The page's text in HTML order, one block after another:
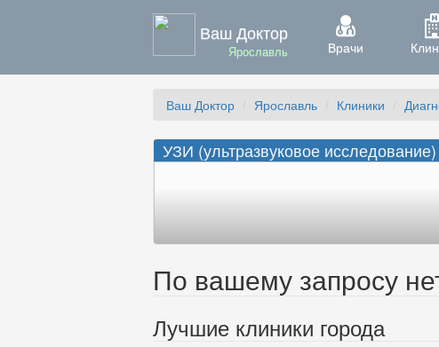
Ваш Доктор
Ярославль Врачи
Ваш Доктор Ярославль Клиники
УЗИ (ультразвуковое
По вашему запросу
Лучшие клиники города